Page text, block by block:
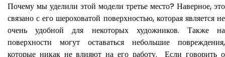
Почему мы уделили этой модели третье место? Наверное, это
связано с его шероховатой поверхностью, которая является не
очень удобной для некоторых художников. Также на
поверхности могут оставаться небольшие повреждения,
которые никак не влияют на его работу. Если говорить о